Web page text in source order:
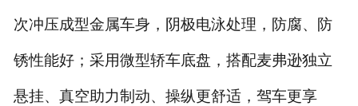
次冲压成型金属车身，阴极电泳处理，防腐、防
锈性能好；采用微型轿车底盘，搭配麦弗逊独立
悬挂、真空助力制动、操纵更舒适，驾车更享